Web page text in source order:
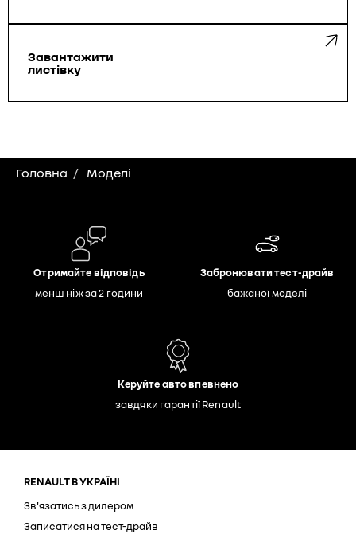
Завантажити
листівку
Головна Моделі
Отримайте відповідь
менш ніж за 2 години
Забронювати тест-драйв
бажаної моделі
Керуйте авто впевнено
завдяки гарантії Renault
RENAULT В УКРАЇНІ
Зв'язатись з дилером
Записатися на тест-драйв